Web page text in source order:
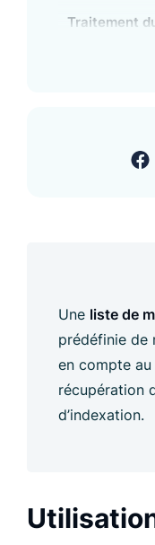
Traitement
Une liste de
prédéfinie de
en compte
récupération
d’indexation.